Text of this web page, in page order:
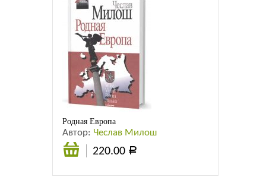
Родная Европа
Автор: Чеслав Милош
220.00 Р